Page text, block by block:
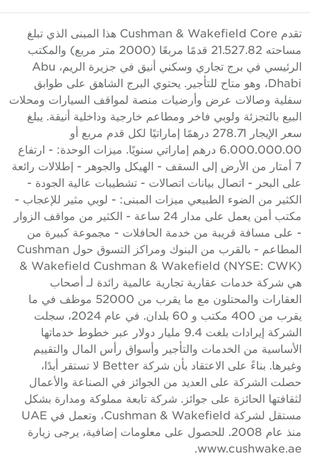
تقدم Cushman & Wakefield Core هذا المبنى الذي تبلغ
مساحته 21.527.82 قدمًا مربعًا (2000 متر مربع) والمكتب
الرئيسي في برج تجاري وسكني أنيق في جزيرة الريم، Abu
Dhabi، وهو متاح للتأجير. يحتوي البرج الشاهق على طوابق
سفلية وصالات عرض وأرضيات منصة لمواقف السيارات ومحلات
البيع بالتجزئة ولوبي فاخر ومطاعم خارجية وداخلية أنيقة. يبلغ
سعر الإيجار 278.71 درهمًا إماراتيًا لكل قدم مربع أو
6.000.000.00 درهم إماراتي سنويًا. ميزات الوحدة: - ارتفاع
7 أمتار من الأرض إلى السقف - الهيكل والجوهر - إطلالات رائعة
على البحر - اتصال بيانات اتصالات - تشطيبات عالية الجودة -
الكثير من الضوء الطبيعي ميزات المبنى: - لوبي مثير للإعجاب -
مكتب أمن يعمل على مدار 24 ساعة - الكثير من مواقف الزوار
- على مسافة قريبة من خدمة الحافلات - مجموعة كبيرة من
المطاعم - بالقرب من البنوك ومراكز التسوق حول Cushman
& Wakefield Cushman & Wakefield (NYSE: CWK)
هي شركة خدمات عقارية تجارية عالمية رائدة لـ أصحاب
العقارات والمحتلون مع ما يقرب من 52000 موظف في ما
يقرب من 400 مكتب و 60 بلدان. في عام 2024، سجلت
الشركة إيرادات بلغت 9.4 مليار دولار عبر خطوط خدماتها
الأساسية من الخدمات والتأجير وأسواق رأس المال والتقييم
وغيرها. بناءً على الاعتقاد بأن شركة Better لا تستقر أبدًا،
حصلت الشركة على العديد من الجوائز في الصناعة والأعمال
لثقافتها الحائزة على جوائز. شركة تابعة مملوكة ومدارة بشكل
مستقل لشركة Cushman & Wakefield، وتعمل في UAE
منذ عام 2008. للحصول على معلومات إضافية، يرجى زيارة
www.cushwake.ae.